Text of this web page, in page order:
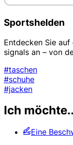
Sportshelden
Entdecken Sie
signals an – von
#taschen
#schuhe
#jacken
Ich
Eine